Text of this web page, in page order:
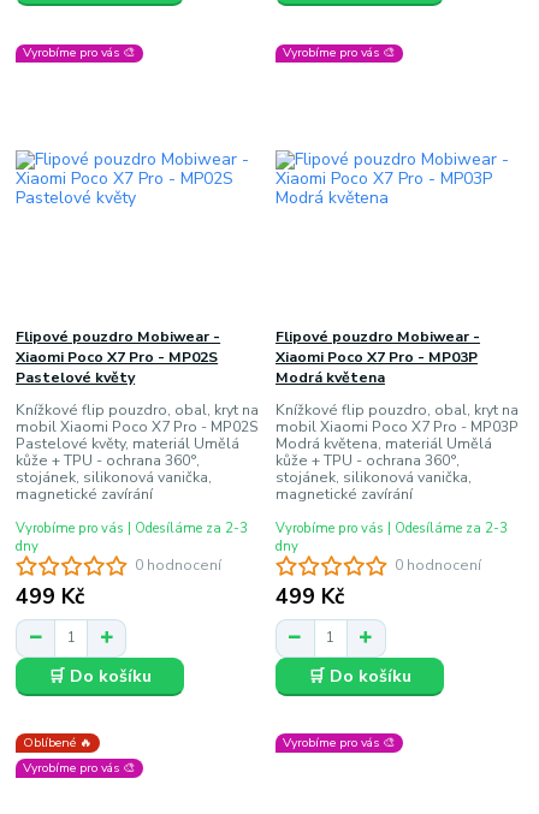
Vyrobíme pro vás 🎨
0 hodnocení
Flipové pouzdro Mobiwear -
Xiaomi Poco X7 Pro - MP02S
Pastelové květy
Knížkové flip pouzdro, obal, kryt na
mobil Xiaomi Poco X7 Pro - MP02S
Pastelové květy, materiál Umělá
kůže + TPU - ochrana 360°,
stojánek, silikonová vanička,
magnetické zavírání
499 Kč
Vyrobíme pro vás | Odesíláme za 2-3
dny
🛒 Do košíku
Vyrobíme pro vás 🎨
0 hodnocení
Flipové pouzdro Mobiwear -
Xiaomi Poco X7 Pro - MP03P
Modrá květena
Knížkové flip pouzdro, obal, kryt na
mobil Xiaomi Poco X7 Pro - MP03P
Modrá květena, materiál Umělá
kůže + TPU - ochrana 360°,
stojánek, silikonová vanička,
magnetické zavírání
499 Kč
Vyrobíme pro vás | Odesíláme za 2-3
dny
🛒 Do košíku
Oblíbené 🔥
Vyrobíme pro vás 🎨
Vyrobíme pro vás 🎨